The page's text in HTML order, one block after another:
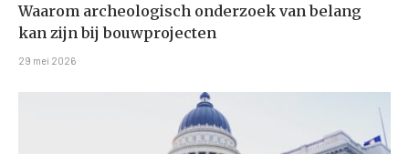
Waarom archeologisch onderzoek van belang
kan zijn bij bouwprojecten
29 mei 2026